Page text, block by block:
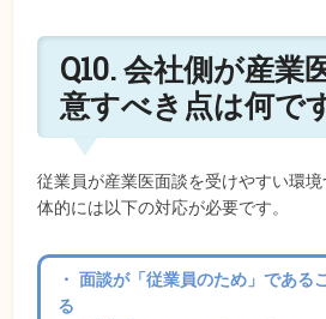
Q10. 会社側が産業
意すべき点は何で
従業員が産業医面談を受けやすい環
体的には以下の対応が必要です。
・ 面談が「従業員のため」である
る